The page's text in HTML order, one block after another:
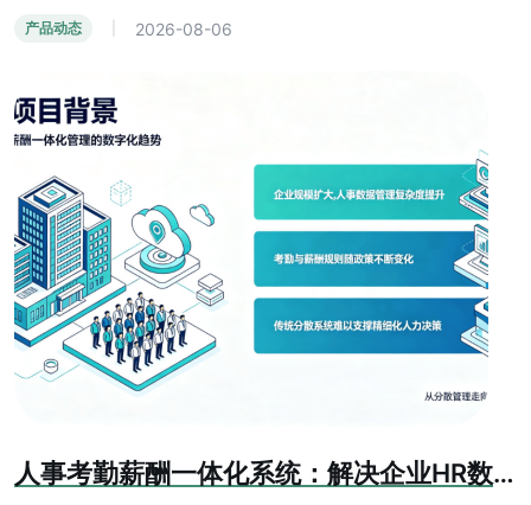
产品动态 2026-08-06
人事考勤薪酬一体化系统：解决企业HR数据孤岛难题